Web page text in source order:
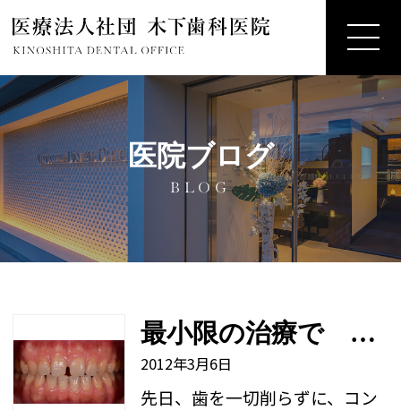
医院ブログ
BLOG
最小限の治療で 最大限の効果を。。。
2012年3月6日
先日、歯を一切削らずに、コン